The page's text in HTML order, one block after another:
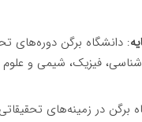
: دانشگاه برگن دوره‌های
فیزیک، شیمی و علوم
برگن در زمینه‌های